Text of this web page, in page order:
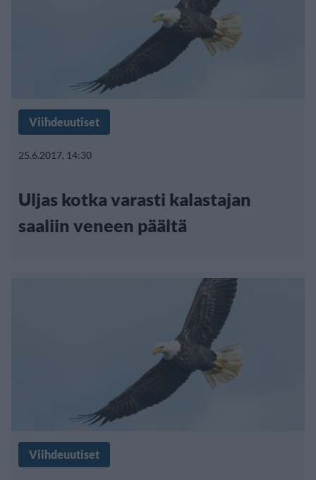
Viihdeuutiset
25.6.2017, 14:30
Uljas kotka varasti kalastajan
saaliin veneen päältä
Viihdeuutiset